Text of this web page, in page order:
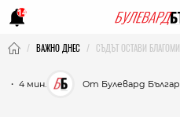
14
ВАЖНО ДНЕС СЪДЪТ ОСТАВИ
・ 4 мин. От Булевард